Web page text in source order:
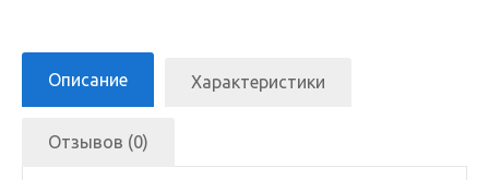
Описание Характеристики
Отзывов (0)